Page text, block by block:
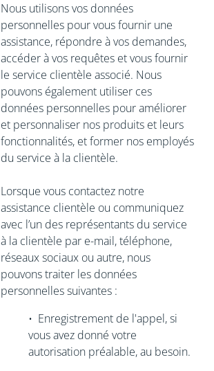
Nous utilisons vos données
personnelles pour vous fournir une
assistance, répondre à vos demandes,
accéder à vos requêtes et vous fournir
le service clientèle associé. Nous
pouvons également utiliser ces
données personnelles pour améliorer
et personnaliser nos produits et leurs
fonctionnalités, et former nos employés
du service à la clientèle.
Lorsque vous contactez notre
assistance clientèle ou communiquez
avec l’un des représentants du service
à la clientèle par e-mail, téléphone,
réseaux sociaux ou autre, nous
pouvons traiter les données
personnelles suivantes :
• Enregistrement de l'appel,si
vous avez donné votre
autorisation préalable, au besoin.